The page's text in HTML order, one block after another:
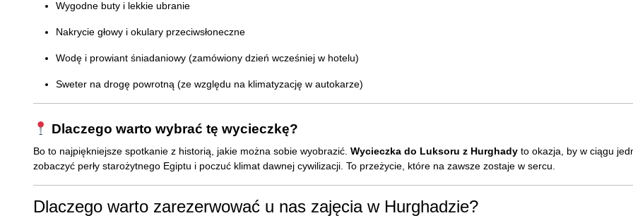
Wygodne buty i lekkie ubranie
Nakrycie głowy i okulary przeciwsłoneczne
Wodę i prowiant śniadaniowy (zamówiony dzień wcześniej w hotelu)
Sweter na drogę powrotną (ze względu na klimatyzację w autokarze)
Dlaczego warto wybrać tę wycieczkę?
Bo to najpiękniejsze spotkanie z historią, jakie można sobie wyobrazić. Wycieczka do Luksoru z Hurghady to okazja, by w ciągu
zobaczyć perły starożytnego Egiptu i poczuć klimat dawnej cywilizacji. To przeżycie, które na zawsze zostaje w sercu.
Dlaczego warto zarezerwować u nas zajęcia w Hurghadzie?